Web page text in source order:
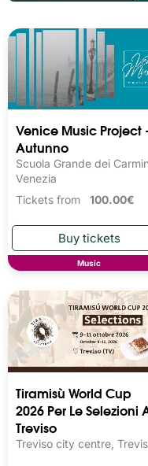
Venice Music Project
Autunno
Scuola Grande dei
Venezia
Tickets from 100.00€
Music
Tiramisù World Cup
2026 Per Le Selezioni
Treviso
Treviso city centre,